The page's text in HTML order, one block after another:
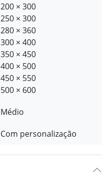
200 × 300
250 × 300
280 × 360
300 × 400
350 × 450
400 × 500
450 × 550
500 × 600
Médio
Com personalização